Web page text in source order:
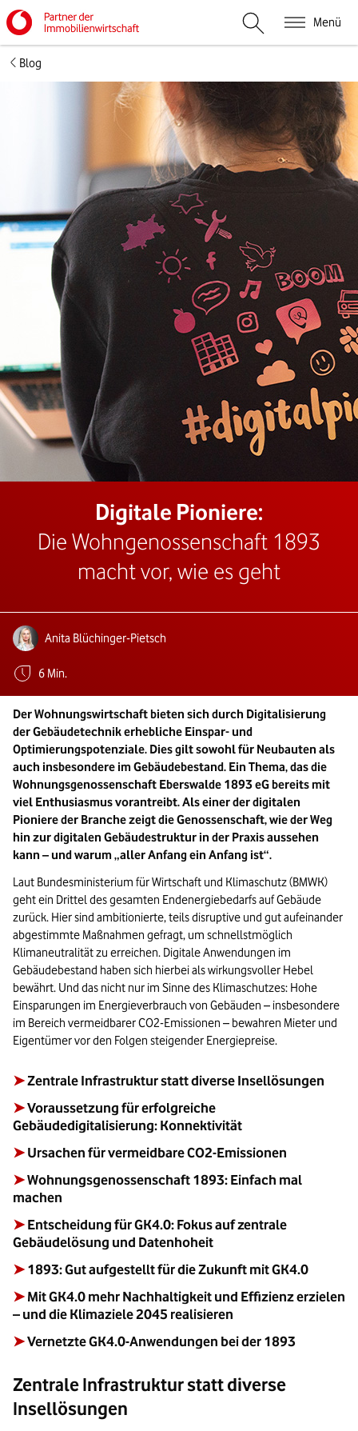
Menü
Suche öffnen
Blog
Digitale Pioniere:
Die Wohngenossenschaft 1893
macht vor, wie es geht
Autoren:Anita Blüchinger-Pietsch
Geschätzte Lesezeit:
6 Min.
Der Wohnungswirtschaft bieten sich durch Digitalisierung
der Gebäudetechnik erhebliche Einspar- und
Optimierungspotenziale. Dies gilt sowohl für Neubauten als
auch insbesondere im Gebäudebestand. Ein Thema, das die
Wohnungsgenossenschaft Eberswalde 1893 eG bereits mit
viel Enthusiasmus vorantreibt. Als einer der digitalen
Pioniere der Branche zeigt die Genossenschaft, wie der Weg
hin zur digitalen Gebäudestruktur in der Praxis aussehen
kann – und warum „aller Anfang ein Anfang ist“.
Laut Bundesministerium für Wirtschaft und Klimaschutz (BMWK)
geht ein Drittel des gesamten Endenergiebedarfs auf Gebäude
zurück. Hier sind ambitionierte, teils disruptive und gut aufeinander
abgestimmte Maßnahmen gefragt, um schnellstmöglich
Klimaneutralität zu erreichen. Digitale Anwendungen im
Gebäudebestand haben sich hierbei als wirkungsvoller Hebel
bewährt. Und das nicht nur im Sinne des Klimaschutzes: Hohe
Einsparungen im Energieverbrauch von Gebäuden – insbesondere
im Bereich vermeidbarer CO2-Emissionen – bewahren Mieter und
Eigentümer vor den Folgen steigender Energiepreise.
➤Zentrale Infrastruktur statt diverse Insellösungen
➤Voraussetzung für erfolgreiche
Gebäudedigitalisierung: Konnektivität
➤ Ursachen für vermeidbare CO2-Emissionen
➤Wohnungsgenossenschaft 1893: Einfach mal
machen
➤ Entscheidung für GK4.0: Fokus auf zentrale
Gebäudelösung und Datenhoheit
➤ 1893: Gut aufgestellt für die Zukunft mit GK4.0
➤ Mit GK4.0 mehr Nachhaltigkeit und Effizienz erzielen
– und die Klimaziele 2045 realisieren
➤Vernetzte GK4.0-Anwendungen bei der 1893
Zentrale Infrastruktur statt diverse
Insellösungen